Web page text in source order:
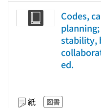
Codes,
stability,
ed.
紙 図書